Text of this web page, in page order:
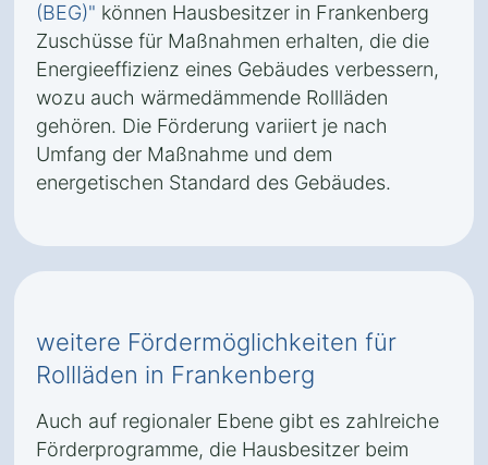
(BEG)" können Hausbesitzer in Frankenberg
Zuschüsse für Maßnahmen erhalten, die die
Energieeffizienz eines Gebäudes verbessern,
wozu auch wärmedämmende Rollläden
gehören. Die Förderung variiert je nach
Umfang der Maßnahme und dem
energetischen Standard des Gebäudes.
weitere Fördermöglichkeiten für
Rollläden in Frankenberg
Auch auf regionaler Ebene gibt es zahlreiche
Förderprogramme, die Hausbesitzer beim